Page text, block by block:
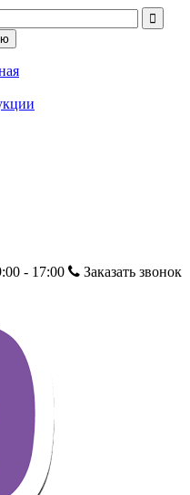
- 17:00
Заказать звонок